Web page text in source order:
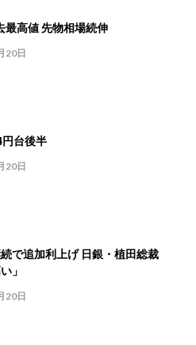
最高値 先物相場続伸
20日
台後半
20日
で追加利上げ 日銀・植田総裁
」
20日